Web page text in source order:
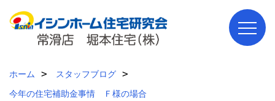
ホーム
スタッフブログ
今年の住宅補助金事情 Ｆ様の場合